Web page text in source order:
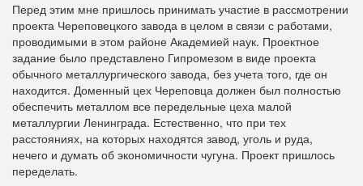
Перед этим мне пришлось принимать участие в рассмотрении
проекта Череповецкого завода в целом в связи с работами,
проводимыми в этом районе Академией наук. Проектное
задание было представлено Гипромезом в виде проекта
обычного металлургического завода, без учета того, где он
находится. Доменный цех Череповца должен был полностью
обеспечить металлом все передельные цеха малой
металлургии Ленинграда. Естественно, что при тех
расстояниях, на которых находятся завод, уголь и руда,
нечего и думать об экономичности чугуна. Проект пришлось
переделать.